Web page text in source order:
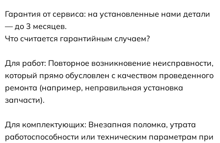
Гарантия от сервиса: на установленные нами детали
— до 3 месяцев.
Что считается гарантийным случаем?
Для работ: Повторное возникновение неисправности,
который прямо обусловлен с качеством проведенного
ремонта (например, неправильная установка
запчасти).
Для комплектующих: Внезапная поломка, утрата
работоспособности или техническим параметрам при